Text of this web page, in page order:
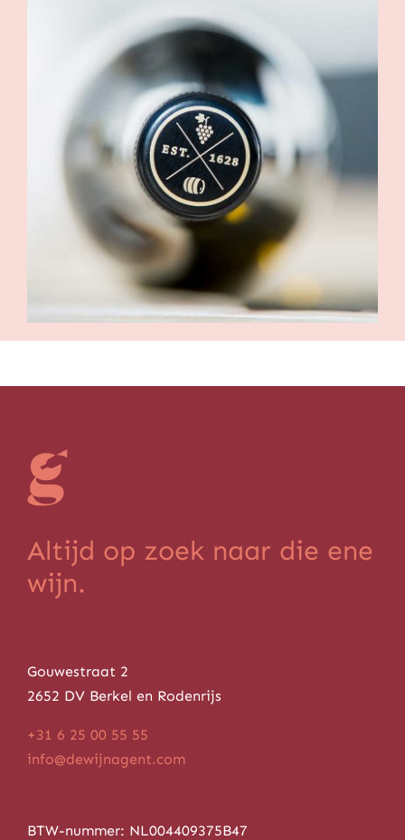
Altijd op zoek naar die ene
wijn.
Gouwestraat 2
2652 DV Berkel en Rodenrijs
+31 6 25 00 55 55
info@dewijnagent.com
BTW-nummer: NL004409375B47